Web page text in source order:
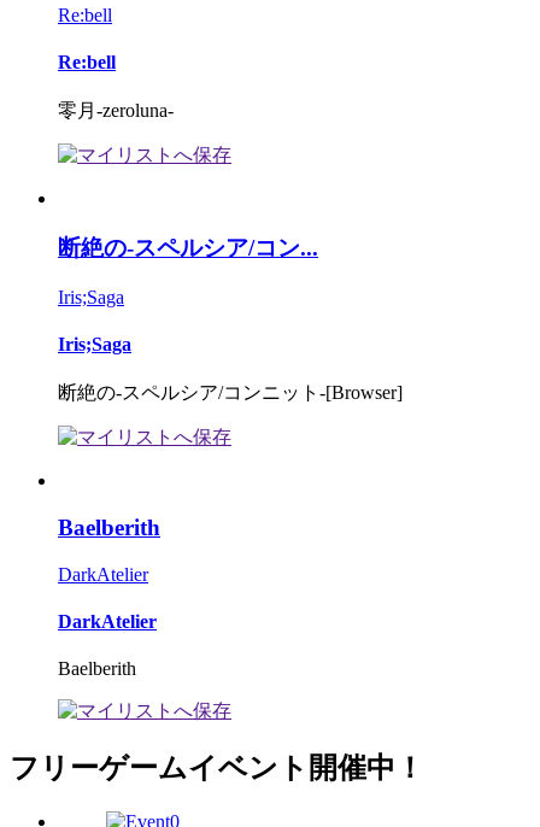
Re:bell
Re:bell
零月-zeroluna-
断絶の-スペルシア/コン...
Iris;Saga
Iris;Saga
断絶の-スペルシア/コンニット-[Browser]
Baelberith
DarkAtelier
DarkAtelier
Baelberith
フリーゲームイベント開催中！